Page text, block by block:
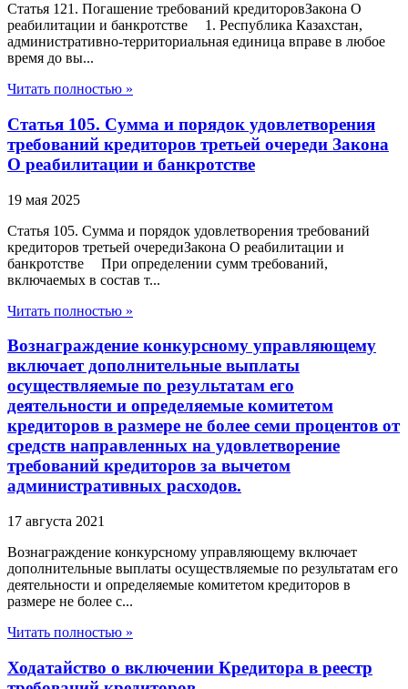
Статья 121. Погашение требований кредиторовЗакона О
реабилитации и банкротстве 1. Республика Казахстан,
административно-территориальная единица вправе в любое
время до вы...
Читать полностью »
Статья 105. Сумма и порядок удовлетворения
требований кредиторов третьей очереди Закона
О реабилитации и банкротстве
19 мая 2025
Статья 105. Сумма и порядок удовлетворения требований
кредиторов третьей очередиЗакона О реабилитации и
банкротстве При определении сумм требований,
включаемых в состав т...
Читать полностью »
Вознаграждение конкурсному управляющему
включает дополнительные выплаты
осуществляемые по результатам его
деятельности и определяемые комитетом
кредиторов в размере не более семи процентов от
средств направленных на удовлетворение
требований кредиторов за вычетом
административных расходов.
17 августа 2021
Вознаграждение конкурсному управляющему включает
дополнительные выплаты осуществляемые по результатам его
деятельности и определяемые комитетом кредиторов в
размере не более с...
Читать полностью »
Ходатайство о включении Кредитора в реестр